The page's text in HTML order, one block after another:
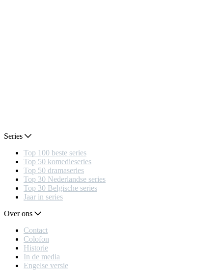
Series
Top 100 beste series
Top 50 komedieseries
Top 50 dramaseries
Top 30 Nederlandse series
Top 30 Belgische series
Jaar in series
Over ons
Contact
Colofon
Historie
In de media
Engelse versie